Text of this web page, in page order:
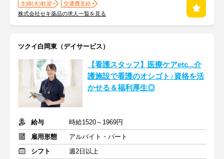
主婦(夫)歓迎
交通費支給
株式会社セキ薬品の求人一覧を見る
ツクイ白岡東（デイサービス）
【看護スタッフ】医療ケアetc...介
護施設で看護のオシゴト♪資格を活
かせる＆福利厚生◎
給与
時給1520～1969円
雇用形態
アルバイト・パート
シフト
週2日以上